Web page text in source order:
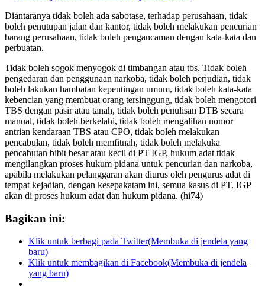
Diantaranya tidak boleh ada sabotase, terhadap perusahaan, tidak
boleh penutupan jalan dan kantor, tidak boleh melakukan pencurian
barang perusahaan, tidak boleh pengancaman dengan kata-kata dan
perbuatan.
Tidak boleh sogok menyogok di timbangan atau tbs. Tidak boleh
pengedaran dan penggunaan narkoba, tidak boleh perjudian, tidak
boleh lakukan hambatan kepentingan umum, tidak boleh kata-kata
kebencian yang membuat orang tersinggung, tidak boleh mengotori
TBS dengan pasir atau tanah, tidak boleh penulisan DTB secara
manual, tidak boleh berkelahi, tidak boleh mengalihan nomor
antrian kendaraan TBS atau CPO, tidak boleh melakukan
pencabulan, tidak boleh memfitnah, tidak boleh melakuka
pencabutan bibit besar atau kecil di PT IGP, hukum adat tidak
mengilangkan proses hukum pidana untuk pencurian dan narkoba,
apabila melakukan pelanggaran akan diurus oleh pengurus adat di
tempat kejadian, dengan kesepakatam ini, semua kasus di PT. IGP
akan di proses hukum adat dan hukum pidana. (hi74)
Bagikan ini:
Klik untuk berbagi pada Twitter(Membuka di jendela yang
baru)
Klik untuk membagikan di Facebook(Membuka di jendela
yang baru)